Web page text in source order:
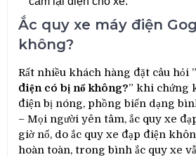
Ắc quy xe máy điện
không?
Rất nhiều khách hàng đặt câu hỏi ”
điện có bị nổ không?” khi chứng
điện bị nóng, phồng biến dạng
– Mọi người yên tâm, ắc quy xe
giờ nổ, do ắc quy xe đạp điện
hoàn toàn, trong bình ắc quy xe